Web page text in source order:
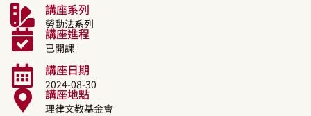
講座系列
勞動法系列
講座進程
已開課
講座日期
2024-08-30
講座地點
理律文教基金會